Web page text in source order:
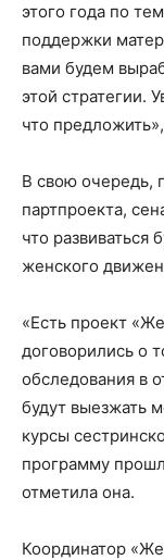
этого года по
поддержки
вами будем
этой стратегии.
что
В свою очередь,
партпроекта,
что развиваться
женского
«Есть проект
договорились о
обследования в
будут выезжать
курсы
программу
отметила она.
Координатор